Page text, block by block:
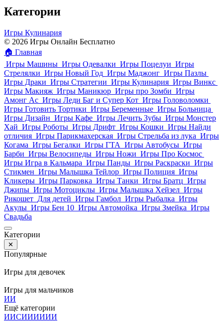
Категории
Игры Кулинария
© 2026 Игры Онлайн Бесплатно
🏠 Главная
Игры Машины Игры Одевалки Игры Поцелуи Игры
Стрелялки Игры Новый Год Игры Маджонг Игры Пазлы
Игры Драки Игры Стратегии Игры Кулинария Игры Винкс
Игры Макияж Игры Маникюр Игры про Зомби Игры
Амонг Ас Игры Леди Баг и Супер Кот Игры Головоломки
Игры Готовить Тортики Игры Беременные Игры Больница
Игры Дизайн Игры Кафе Игры Лечить Зубы Игры Монстер
Хай Игры Роботы Игры Дрифт Игры Кошки Игры Найди
отличия Игры Парикмахерская Игры Стрельба из лука Игры
Когама Игры Бегалки Игры ГТА Игры Автобусы Игры
Барби Игры Велосипеды Игры Ножи Игры Про Космос
Игры Игра в Кальмара Игры Панды Игры Раскраски Игры
Стикмен Игры Малышка Тейлор Игры Полиция Игры
Кликеры Игры Парковка Игры Танки Игры Братц Игры
Джипы Игры Мотоциклы Игры Малышка Хейзел Игры
Рикошет Для детей Игры Гамбол Игры Рыбалка Игры
Акулы Игры Бен 10 Игры Автомойка Игры Змейка Игры
Свадьба
Категории
✕
Популярные
Игры для девочек
Игры для мальчиков
ИИ
Ещё категории
ИИСИИИИИИ